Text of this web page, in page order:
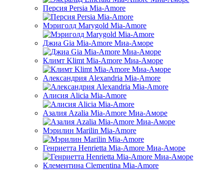
Персия Persia Mia-Amore
Мэриголд Marygold Mia-Amore
Джиа Gia Mia-Amore Миа-Аморе
Климт Klimt Mia-Amore Миа-Аморе
Александрия Alexandria Mia-Amore
Алисия Alicia Mia-Amore
Азалия Azalia Mia-Amore Миа-Аморе
Мэрилин Marilin Mia-Amore
Генриетта Henrietta Mia-Amore Миа-Аморе
Клементина Clementina Mia-Amore